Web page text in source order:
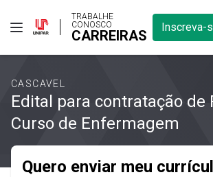
TRABALHE
CONOSCO
CARREIRAS
Inscreva-
CASCAVEL
Edital para contratação de
Curso de Enfermagem
Quero enviar meu